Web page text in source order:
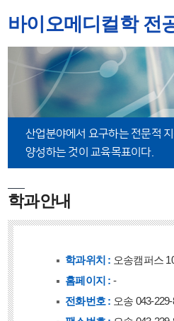
바이오메디컬학 전
산업분야에서 요구하는 전문적
양성하는 것이 교육목표이다.
학과안내
학과위치 : 오송캠퍼스
홈페이지 : -
전화번호 : 오송 043-